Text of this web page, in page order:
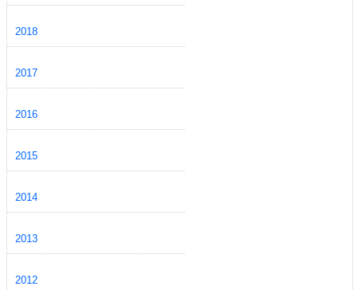
2018
2017
2016
2015
2014
2013
2012